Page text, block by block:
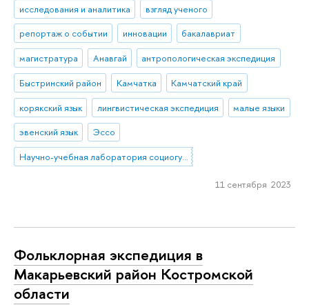
исследования и аналитика
взгляд ученого
репортаж о событии
инновации
бакалавриат
магистратура
Анавгай
антропологическая экспедиция
Быстринский район
Камчатка
Камчатский край
корякский язык
лингвистическая экспедиция
малые языки
эвенский язык
Эссо
Научно-учебная лаборатория социогуманитарных исследований Севера и Арктики
11 сентября 2023
Фольклорная экспедиция в
Макарьевский район Костромской
области